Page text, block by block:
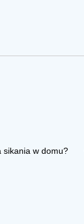
sikania w domu?